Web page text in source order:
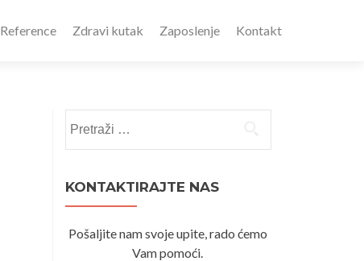
Reference Zdravi kutak Zaposlenje Kontakt
KONTAKTIRAJTE NAS
Pošaljite nam svoje upite, rado ćemo
Vam pomoći.